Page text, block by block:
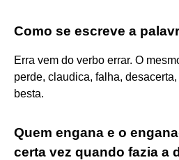
Como se escreve a
Erra vem do verbo errar. O
perde, claudica, falha,
besta.
Quem engana e o
certa vez quando fazia a